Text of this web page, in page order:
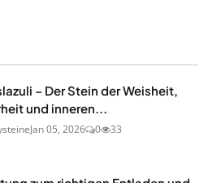
– Der Stein der Weisheit,
und inneren...
Jan 05, 2026 0 33